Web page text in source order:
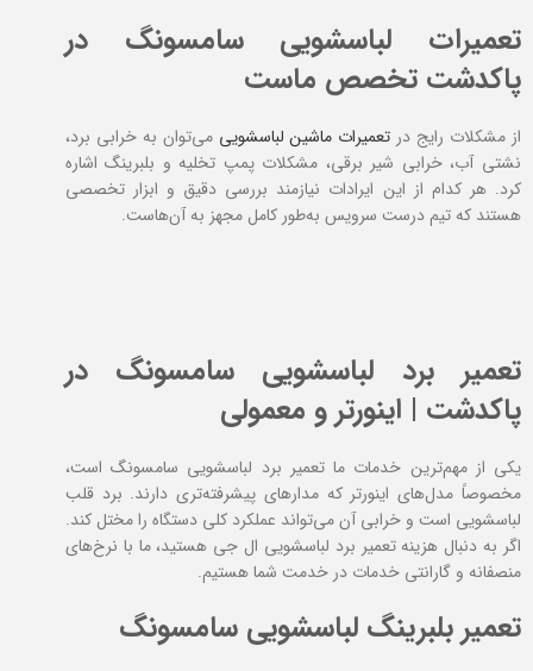
تعمیرات لباسشویی سامسونگ در
پاکدشت تخصص ماست
از مشکلات رایج در تعمیرات ماشین لباسشویی می‌توان به خرابی برد،
نشتی آب، خرابی شیر برقی، مشکلات پمپ تخلیه و بلبرینگ اشاره
کرد. هر کدام از این ایرادات نیازمند بررسی دقیق و ابزار تخصصی
هستند که تیم درست سرویس به‌طور کامل مجهز به آن‌هاست.
تعمیر برد لباسشویی سامسونگ در
پاکدشت | اینورتر و معمولی
یکی از مهم‌ترین خدمات ما تعمیر برد لباسشویی سامسونگ است،
مخصوصاً مدل‌های اینورتر که مدارهای پیشرفته‌تری دارند. برد قلب
لباسشویی است و خرابی آن می‌تواند عملکرد کلی دستگاه را مختل کند.
اگر به دنبال هزینه تعمیر برد لباسشویی ال جی هستید، ما با نرخ‌های
منصفانه و گارانتی خدمات در خدمت شما هستیم.
تعمیر بلبرینگ لباسشویی سامسونگ